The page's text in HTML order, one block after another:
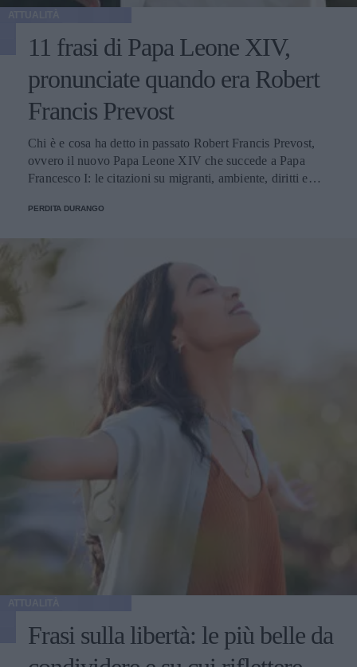
11 frasi di Papa Leone XIV,
pronunciate quando era Robert
Francis Prevost
Chi è e cosa ha detto in passato Robert Francis Prevost,
ovvero il nuovo Papa Leone XIV che succede a Papa
Francesco I: le citazioni su migranti, ambiente, diritti e
PERDITA DURANGO
Frasi sulla libertà: le più belle da